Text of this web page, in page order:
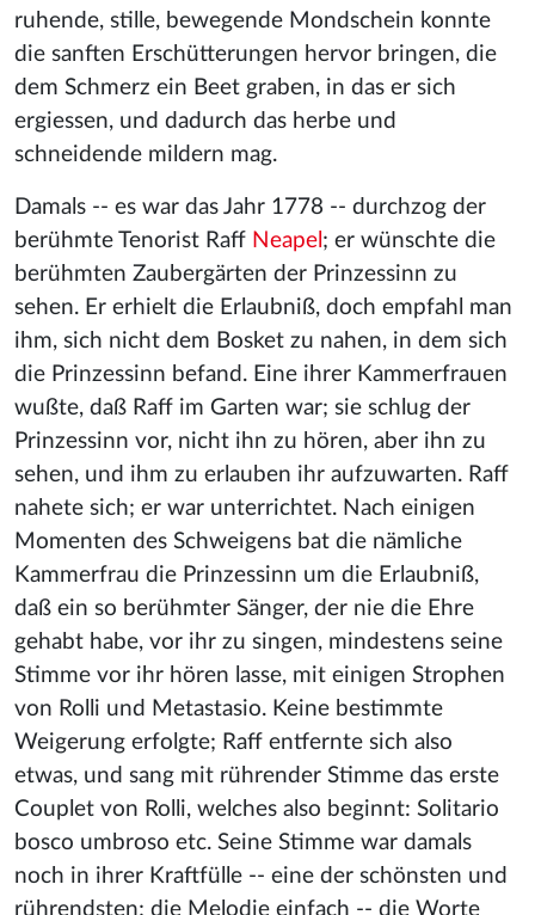
ruhende, stille, bewegende Mondschein konnte
die sanften Erschütterungen hervor bringen, die
dem Schmerz ein Beet graben, in das er sich
ergiessen, und dadurch das herbe und
schneidende mildern mag.
Damals -- es war das Jahr 1778 -- durchzog der
berühmte Tenorist Raff Neapel ; er wünschte die
berühmten Zaubergärten der Prinzessinn zu
sehen. Er erhielt die Erlaubniß, doch empfahl man
ihm, sich nicht dem Bosket zu nahen, in dem sich
die Prinzessinn befand. Eine ihrer Kammerfrauen
wußte, daß Raff im Garten war; sie schlug der
Prinzessinn vor, nicht ihn zu hören, aber ihn zu
sehen, und ihm zu erlauben ihr aufzuwarten. Raff
nahete sich; er war unterrichtet. Nach einigen
Momenten des Schweigens bat die nämliche
Kammerfrau die Prinzessinn um die Erlaubniß,
daß ein so berühmter Sänger, der nie die Ehre
gehabt habe, vor ihr zu singen, mindestens seine
Stimme vor ihr hören lasse, mit einigen Strophen
von Rolli und Metastasio. Keine bestimmte
Weigerung erfolgte; Raff entfernte sich also
etwas, und sang mit rührender Stimme das erste
Couplet von Rolli, welches also beginnt: Solitario
bosco umbroso etc. Seine Stimme war damals
noch in ihrer Kraftfülle -- eine der schönsten und
rührendsten; die Melodie einfach -- die Worte